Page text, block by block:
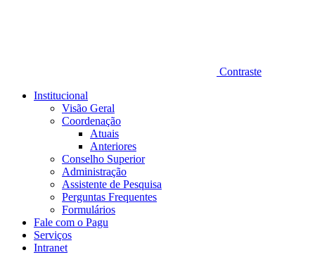
Contraste
Institucional
Visão Geral
Coordenação
Atuais
Anteriores
Conselho Superior
Administração
Assistente de Pesquisa
Perguntas Frequentes
Formulários
Fale com o Pagu
Serviços
Intranet